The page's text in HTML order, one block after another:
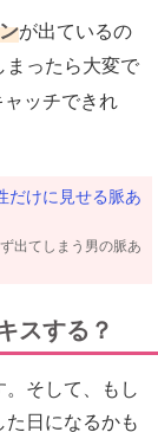
が出ているの
まったら大変で
ャッチできれ
だけに見せる脈あ
出てしまう男の脈あ
スする？
そして、もし
日になるかも